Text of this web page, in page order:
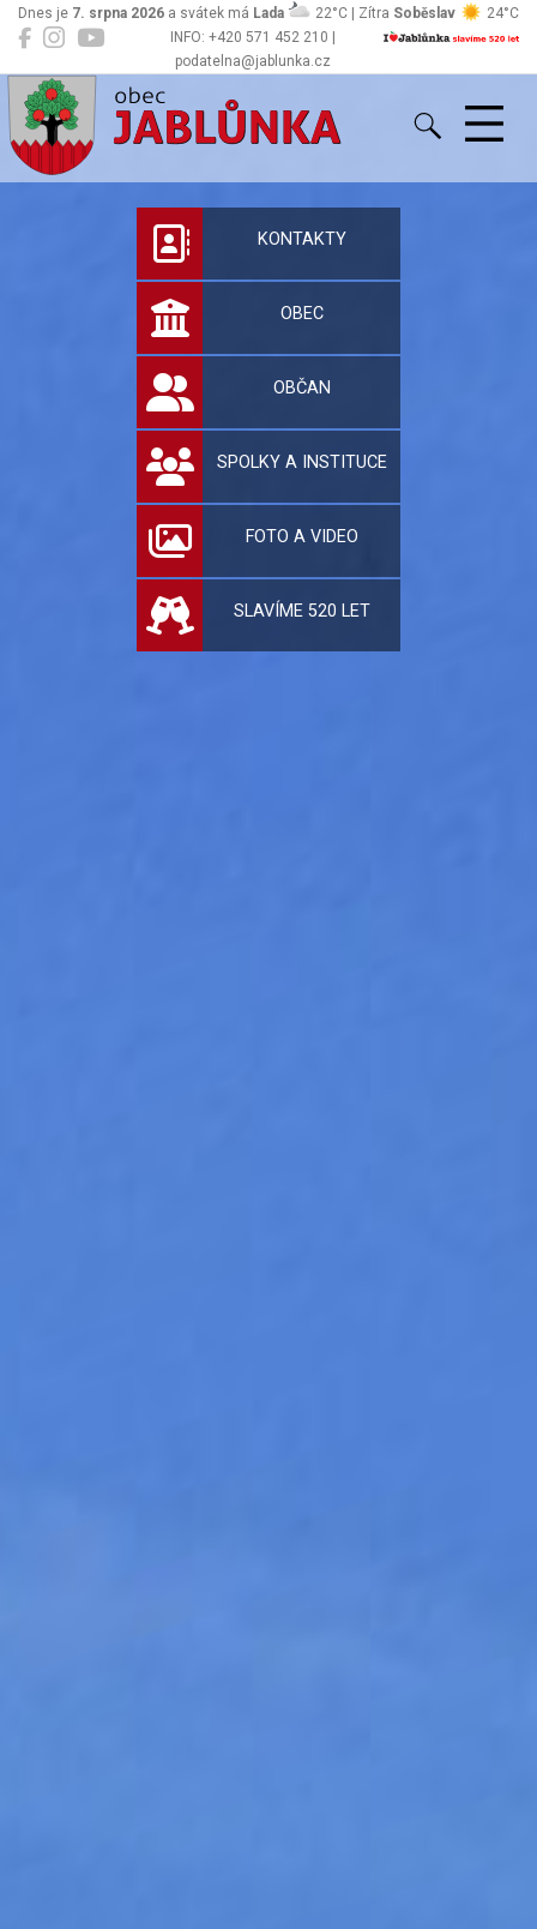
INFO: +420 571 452 210 |
podatelna@jablunka.cz
Dnes je 7. srpna 2026 a svátek má Lada 22°C | Zítra Soběslav 24°C
Jablůnka
Oficiální stránky
KONTAKTY
OBEC
OBČAN
SPOLKY A INSTITUCE
FOTO A VIDEO
SLAVÍME 520 LET